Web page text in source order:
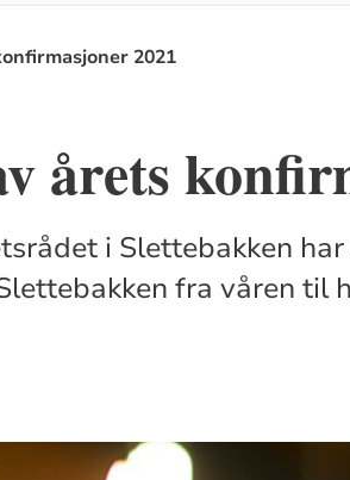
2021
årets
i Slettebakken
fra våren til